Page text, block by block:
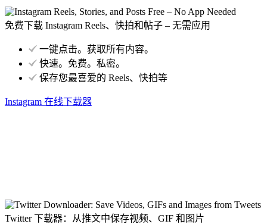
免费下载 Instagram Reels、快拍和帖子 – 无需应用
一键点击。获取所有内容。
快速。免费。私密。
保存您最喜爱的 Reels、快拍等
Instagram 在线下载器
Twitter 下载器：从推文中保存视频、GIF 和图片